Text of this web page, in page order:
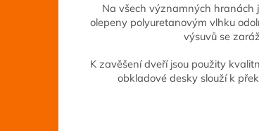
Na všech významných hranách
olepeny polyuretanovým vlhku
výsuvů se
K zavěšení dveří jsou použity
obkladové desky slouží k